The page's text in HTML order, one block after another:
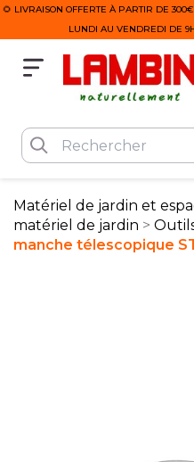
🌻 LIVRAISON OFFERTE À PARTIR DE
LUNDI AU VENDREDI DE
Matériel de jardin et
matériel de jardin
manche télescopique